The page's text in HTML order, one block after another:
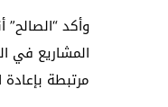
وأكد
المشاريع في
مرتبطة